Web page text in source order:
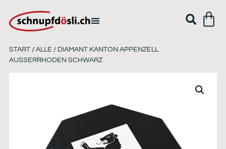
START/ ALLE / DIAMANT KANTON APPENZELL
AUSSERRHODEN SCHWARZ